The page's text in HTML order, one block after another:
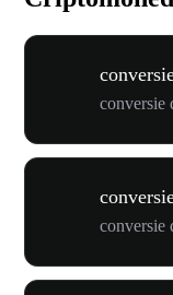
conversie
conversie